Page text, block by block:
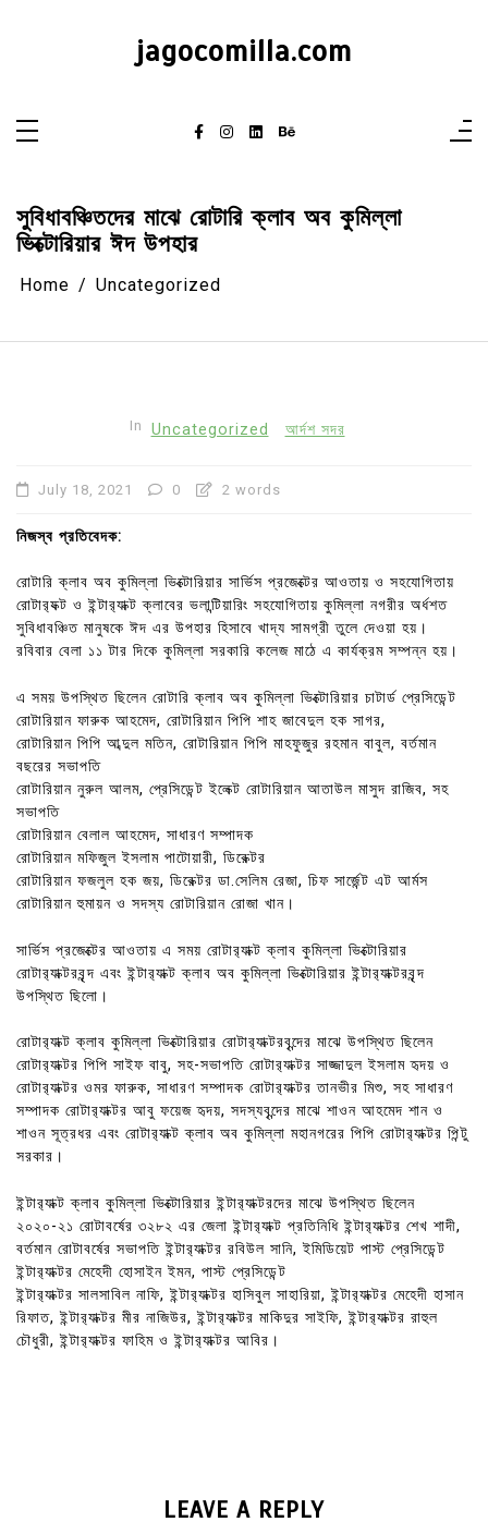
jagocomilla.com
সুবিধাবঞ্চিতদের মাঝে রোটারি ক্লাব অব কুমিল্লা
ভিক্টোরিয়ার ঈদ উপহার
Home Uncategorized
In Uncategorized আর্দশ সদর
July 18, 2021 0 2 words
নিজস্ব প্রতিবেদক:
রোটারি ক্লাব অব কুমিল্লা ভিক্টোরিয়ার সার্ভিস প্রজেক্টের আওতায় ও সহযোগিতায়
রোটার‍্যক্ট ও ইন্টার‍্যাক্ট ক্লাবের ভলান্টিয়ারিং সহযোগিতায় কুমিল্লা নগরীর অর্ধশত
সুবিধাবঞ্চিত মানুষকে ঈদ এর উপহার হিসাবে খাদ্য সামগ্রী তুলে দেওয়া হয়।
রবিবার বেলা ১১ টার দিকে কুমিল্লা সরকারি কলেজ মাঠে এ কার্যক্রম সম্পন্ন হয়।
এ সময় উপস্থিত ছিলেন রোটারি ক্লাব অব কুমিল্লা ভিক্টোরিয়ার চাটার্ড প্রেসিডেন্ট
রোটারিয়ান ফারুক আহমেদ, রোটারিয়ান পিপি শাহ জাবেদুল হক সাগর,
রোটারিয়ান পিপি আব্দুল মতিন, রোটারিয়ান পিপি মাহফুজুর রহমান বাবুল, বর্তমান
বছরের সভাপতি
রোটারিয়ান নুরুল আলম, প্রেসিডেন্ট ইলেক্ট রোটারিয়ান আতাউল মাসুদ রাজিব, সহ
সভাপতি
রোটারিয়ান বেলাল আহমেদ, সাধারণ সম্পাদক
রোটারিয়ান মফিজুল ইসলাম পাটোয়ারী, ডিরেক্টর
রোটারিয়ান ফজলুল হক জয়, ডিরেক্টর ডা.সেলিম রেজা, চিফ সার্জেন্ট এট আর্মস
রোটারিয়ান হুমায়ন ও সদস্য রোটারিয়ান রোজা খান।
সার্ভিস প্রজেক্টের আওতায় এ সময় রোটার‍্যাক্ট ক্লাব কুমিল্লা ভিক্টোরিয়ার
রোটার‍্যাক্টরবৃন্দ এবং ইন্টার‍্যাক্ট ক্লাব অব কুমিল্লা ভিক্টোরিয়ার ইন্টার‍্যাক্টরবৃন্দ
উপস্থিত ছিলো।
রোটার‍্যাক্ট ক্লাব কুমিল্লা ভিক্টোরিয়ার রোটার‍্যাক্টরবৃন্দের মাঝে উপস্থিত ছিলেন
রোটার‍্যাক্টর পিপি সাইফ বাবু, সহ-সভাপতি রোটার‍্যাক্টর সাজ্জাদুল ইসলাম হৃদয় ও
রোটার‍্যাক্টর ওমর ফারুক, সাধারণ সম্পাদক রোটার‍্যাক্টর তানভীর মিশু, সহ সাধারণ
সম্পাদক রোটার‍্যাক্টর আবু ফয়েজ হৃদয়, সদস্যবৃন্দের মাঝে শাওন আহমেদ শান ও
শাওন সূত্রধর এবং রোটার‍্যাক্ট ক্লাব অব কুমিল্লা মহানগরের পিপি রোটার‍্যাক্টর পিন্টু
সরকার।
ইন্টার‍্যাক্ট ক্লাব কুমিল্লা ভিক্টোরিয়ার ইন্টার‍্যাক্টরদের মাঝে উপস্থিত ছিলেন
২০২০-২১ রোটাবর্ষের ৩২৮২ এর জেলা ইন্টার‍্যাক্ট প্রতিনিধি ইন্টার‍্যাক্টর শেখ শাদী,
বর্তমান রোটাবর্ষের সভাপতি ইন্টার‍্যাক্টর রবিউল সানি, ইমিডিয়েট পাস্ট প্রেসিডেন্ট
ইন্টার‍্যাক্টর মেহেদী হোসাইন ইমন, পাস্ট প্রেসিডেন্ট
ইন্টার‍্যাক্টর সালসাবিল নাফি, ইন্টার‍্যাক্টর হাসিবুল সাহারিয়া, ইন্টার‍্যাক্টর মেহেদী হাসান
রিফাত, ইন্টার‍্যাক্টর মীর নাজিউর, ইন্টার‍্যাক্টর মাকিদুর সাইফি, ইন্টার‍্যাক্টর রাহুল
চৌধুরী, ইন্টার‍্যাক্টর ফাহিম ও ইন্টার‍্যাক্টর আবির।
LEAVE A REPLY